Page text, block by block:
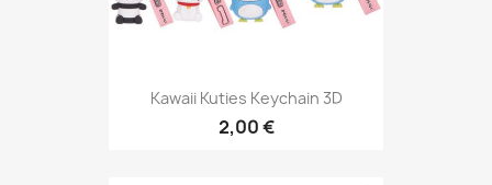
Kawaii Kuties Keychain 3D
2,00 €